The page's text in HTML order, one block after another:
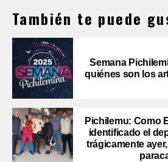
También te puede
Semana
quiénes son los
Pichilemu: Como
identificado el
trágicamente